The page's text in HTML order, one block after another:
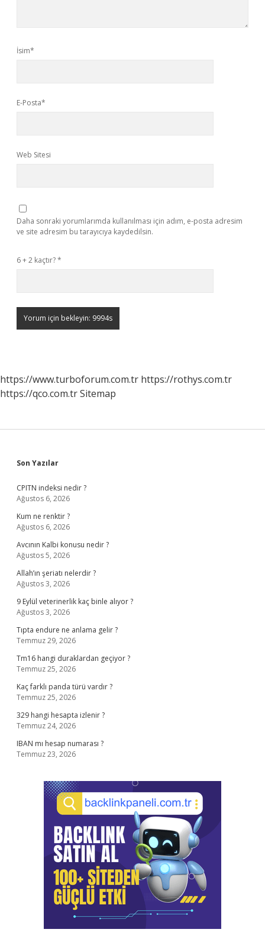
İsim*
E-Posta*
Web Sitesi
Daha sonraki yorumlarımda kullanılması için adım, e-posta adresim
ve site adresim bu tarayıcıya kaydedilsin.
6 + 2 kaçtır?*
https://www.turboforum.com.tr https://rothys.com.tr
https://qco.com.trSitemap
Sidebar
Son Yazılar
CPITN indeksi nedir ?
Ağustos 6, 2026
Kum ne renktir ?
Ağustos 6, 2026
Avcının Kalbi konusu nedir ?
Ağustos 5, 2026
Allah’ın şeriatı nelerdir ?
Ağustos 3, 2026
9 Eylül veterinerlik kaç binle alıyor ?
Ağustos 3, 2026
Tıpta endure ne anlama gelir ?
Temmuz 29, 2026
Tm16 hangi duraklardan geçiyor ?
Temmuz 25, 2026
Kaç farklı panda türü vardır ?
Temmuz 25, 2026
329 hangi hesapta izlenir ?
Temmuz 24, 2026
IBAN mı hesap numarası ?
Temmuz 23, 2026